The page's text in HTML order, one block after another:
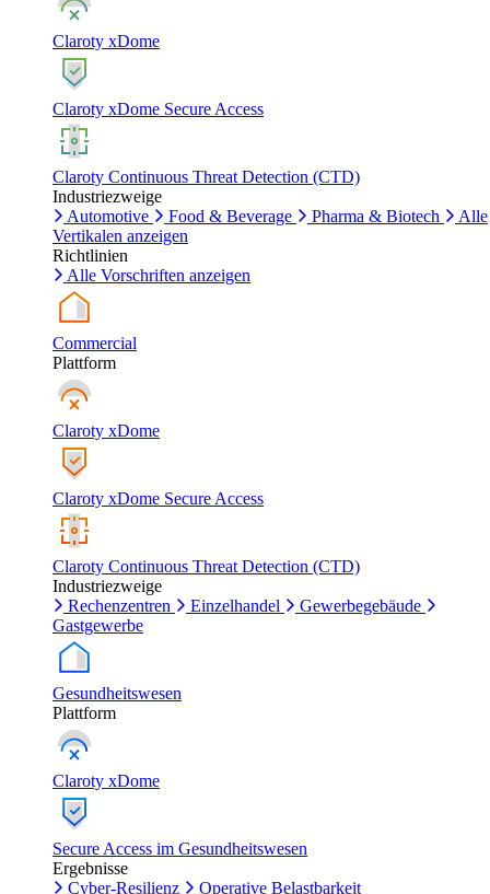
Claroty xDome
Claroty xDome Secure Access
Claroty Continuous Threat Detection (CTD)
Industriezweige
Automotive
Food & Beverage Pharma & Biotech
Alle
Vertikalen anzeigen
Richtlinien
Alle Vorschriften anzeigen
Commercial
Plattform
Claroty xDome
Claroty xDome Secure Access
Claroty Continuous Threat Detection (CTD)
Industriezweige
Rechenzentren
Einzelhandel
Gewerbegebäude
Gastgewerbe
Gesundheitswesen
Plattform
Claroty xDome
Secure Access im Gesundheitswesen
Ergebnisse
Cyber-Resilienz
Operative Belastbarkeit